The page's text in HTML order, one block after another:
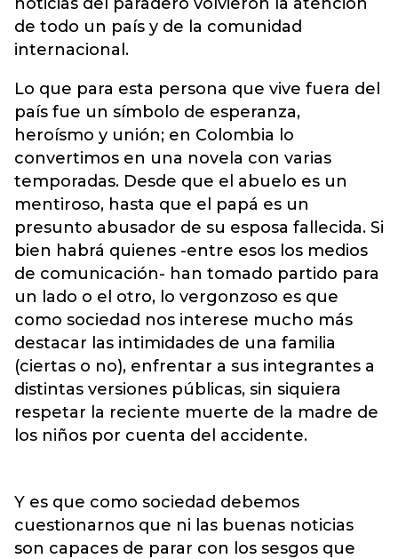
de todo un país y de la comunidad
internacional.
Lo que para esta persona que vive fuera del
país fue un símbolo de esperanza,
heroísmo y unión; en Colombia lo
convertimos en una novela con varias
temporadas. Desde que el abuelo es un
mentiroso, hasta que el papá es un
presunto abusador de su esposa fallecida. Si
bien habrá quienes -entre esos los medios
de comunicación- han tomado partido para
un lado o el otro, lo vergonzoso es que
como sociedad nos interese mucho más
destacar las intimidades de una familia
(ciertas o no), enfrentar a sus integrantes a
distintas versiones públicas, sin siquiera
respetar la reciente muerte de la madre de
los niños por cuenta del accidente.
Y es que como sociedad debemos
cuestionarnos que ni las buenas noticias
son capaces de parar con los sesgos que